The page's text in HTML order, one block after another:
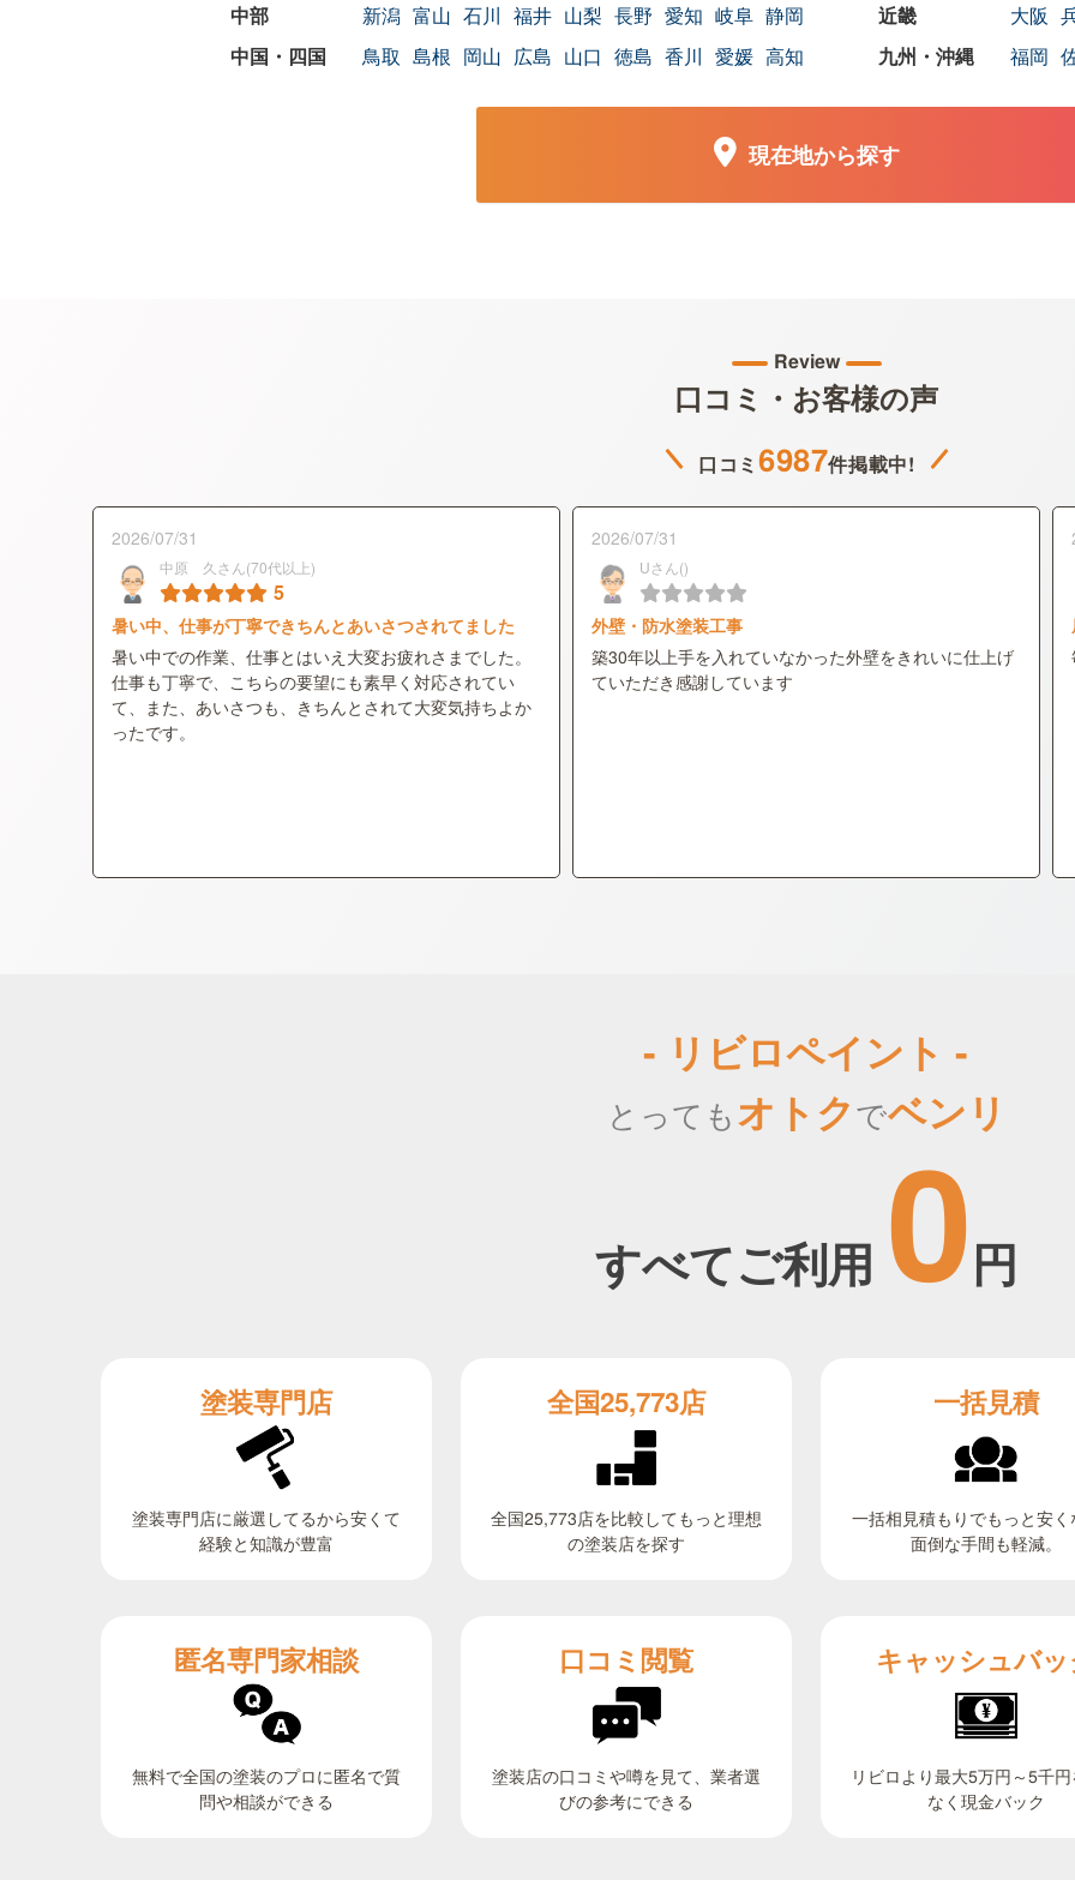
新潟 富山 石川 福井 山梨 長野 愛知 岐阜 静岡 大阪
鳥取 島根 岡山 広島 山口 徳島 香川 愛媛 高知 福岡
現在地から探す
Review
口コミ・お客様の声
口コミ 6987件掲載中!
2026/07/31
中原 久さん(70代以上)
5
暑い中、仕事が丁寧できちんとあいさつされてました
暑い中での作業、仕事とはいえ大変お疲れさまでした。
仕事も丁寧で、こちらの要望にも素早く対応されてい
て、また、あいさつも、きちんとされて大変気持ちよか
ったです。
2026/07/31
Uさん()
外壁・防水塗装工事
築30年以上手を入れていなかった外壁をきれいに仕上げ
ていただき感謝しています
- リビロペイント -
とってもオトクでベンリ
すべてご利用 0円
塗装専門店
塗装専門店に厳選してるから安くて
経験と知識が豊富
全国25,773店
全国25,773店を比較してもっと理想
の塗装店を探す
一括見積
一括相見積もりでもっと安
面倒な手間も軽減。
匿名専門家相談
無料で全国の塗装のプロに匿名で質
問や相談ができる
口コミ閲覧
塗装店の口コミや噂を見て、業者選
びの参考にできる
キャッシュバ
リビロより最大5万円～5千
なく現金バック